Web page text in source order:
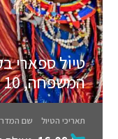
טיול ספארי
המשפחה, 10 ימים
תאריכי הטיול שם